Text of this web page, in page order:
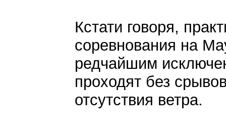
Кстати говоря,
соревнования на
редчайшим
проходят без
отсутствия ветра.